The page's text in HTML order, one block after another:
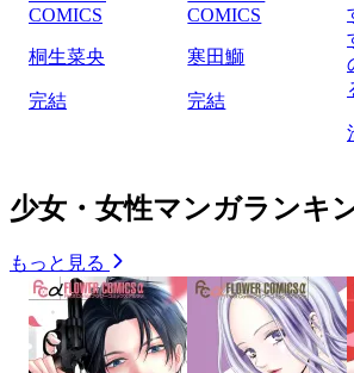
COMICS
桐生菜央
完結
COMICS
寒田鰤
完結
少女・女性マンガランキ
もっと見る